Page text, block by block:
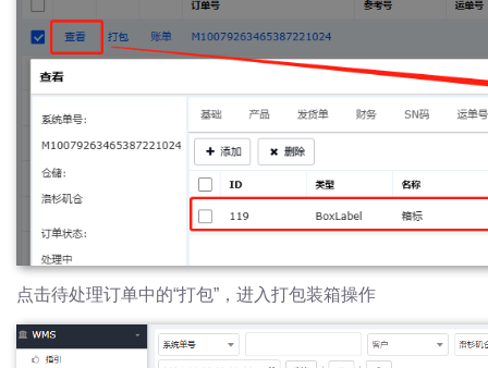
点击待处理订单中的“打包”，进入打包装箱操作